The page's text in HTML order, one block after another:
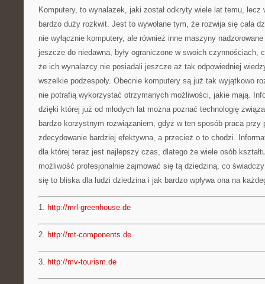
Komputery, to wynalazek, jaki został odkryty wiele lat temu,
bardzo duży rozkwit. Jest to wywołane tym, że rozwija się cała
nie wyłącznie komputery, ale również inne maszyny
jeszcze do niedawna, były ograniczone w swoich czynnościach,
że ich wynalazcy nie posiadali jeszcze aż tak odpowiedniej
wszelkie podzespoły. Obecnie komputery są już tak wyjątkowo
nie potrafią wykorzystać otrzymanych możliwości, jakie mają.
dzięki której już od młodych lat można poznać technologię
bardzo korzystnym rozwiązaniem, gdyż w ten sposób praca przy
zdecydowanie bardziej efektywna, a przecież o to chodzi.
dla której teraz jest najlepszy czas, dlatego że wiele osób
możliwość profesjonalnie zajmować się tą dziedziną, co
się to bliska dla ludzi dziedzina i jak bardzo wpływa ona na
1. http://mrl-greenhouse.de
2. http://mt-components.de
3. http://mv-tourism.de